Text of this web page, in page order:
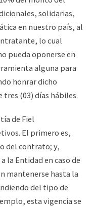
solidarias,
en nuestro país, al
lo cual
pueda oponerse en
alguna para
honrar dicho
(03) días hábiles.
de Fiel
El primero es,
del contrato; y,
la Entidad en caso de
mantenerse hasta la
del tipo de
esta vigencia se